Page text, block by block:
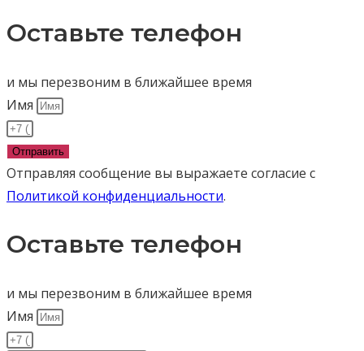
Оставьте телефон
и мы перезвоним в ближайшее время
Имя
Отправить
Отправляя сообщение вы выражаете согласие с
Политикой конфиденциальности.
Оставьте телефон
и мы перезвоним в ближайшее время
Имя